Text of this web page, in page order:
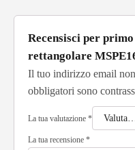
Recensisci per
rettangolare
Il tuo indirizzo email
obbligatori sono
La tua valutazione *
La tua recensione *